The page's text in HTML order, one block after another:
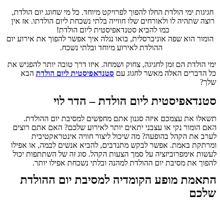
חגיגות ימי הולדת החלו להפוך לפרויקט מיוחד. כל מי שחוגג יום הולדת,
רוצה שתהיה לו ולאורחים שלו חווייה בלתי נשכחת ליום הולדתו. אז אין
כמו להביא סטנדאפיסטית ליום הולדת!
הומור הוא שפה אוניברסלית, בואו נגלה איך אפשר להפוך את אירוע יום
ההולדת לאירוע מיוחד ובלתי נשכח.
ימי הולדת הם זמן לחגיגה, צחוק ושמחה. איזו דרך טובה יותר להפגיש את
כל הדברים האלה מאשר לחגוג עם סטנדאפיסטית ליום הולדת הבא
שלך?
סטנדאפיסטית ליום הולדת – הדר לוי
תשאלו את עצמכם איזה סגנון אתם מחפשים למסיבת יום ההולדת.
האם הומור נקי או עצבני יתאים יותר לאירוע שלכם? האם אתם רוצים
לערב את הקהל בהופעה? מה שיכול ליצור חוויה אינטראקטיבית
ומרתקת באמת. אפשר לבקש מתנדבים, להביא אנשים לבמה, או אפילו
לעשות אימפרוביזציה על סמך הצעות הקהל. סוג זה של השתתפות יכול
להפוך את מסיבת יום ההולדת למהנה ובלתי נשכחת אפילו יותר.
התאמת מופע הקומדיה למסיבת יום ההולדת
שלכם